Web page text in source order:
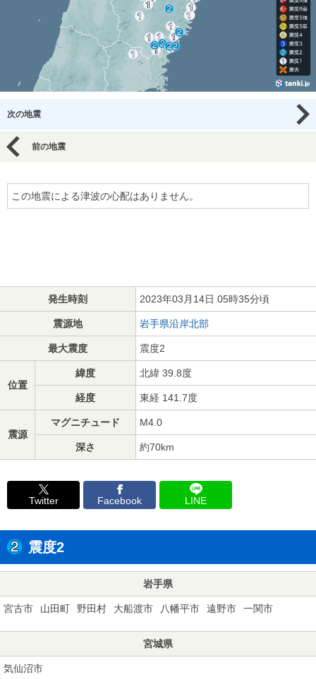
次の地震
前の地震
この地震による津波の心配はありません。
発生時刻 2023年03月14日 05時35分頃
震源地 岩手県沿岸北部
最大震度 震度2
位置
緯度 北緯 39.8度
経度 東経 141.7度
震源
マグニチュード M4.0
深さ 約70km
Twitter Facebook LINE
震度2
岩手県
宮古市 山田町 野田村 大船渡市 八幡平市 遠野市 一関市
宮城県
気仙沼市